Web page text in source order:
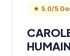
★ 5.0/5